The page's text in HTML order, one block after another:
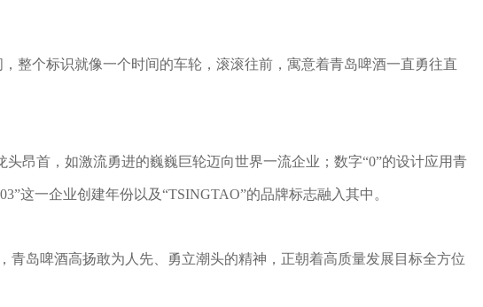
整个标识就像一个时间的车轮，滚滚往前，寓意着青岛啤酒一直勇往直
昂首，如激流勇进的巍巍巨轮迈向世界一流企业；数字“0”的设计应用青
这一企业创建年份以及“TSINGTAO”的品牌标志融入其中。
青岛啤酒高扬敢为人先、勇立潮头的精神，正朝着高质量发展目标全方位